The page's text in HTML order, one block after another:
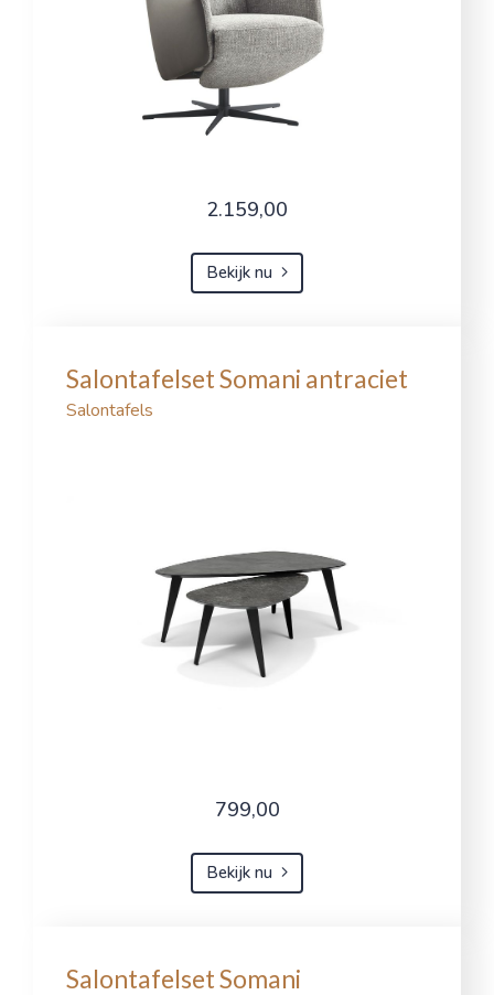
2.159,00
Bekijk nu
Salontafelset Somani antraciet
Salontafels
799,00
Bekijk nu
Salontafelset Somani